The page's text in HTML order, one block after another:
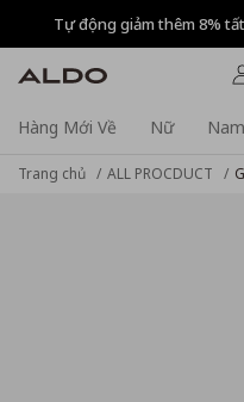
Tự động giảm thêm 8%
Hàng Mới Về Nữ Nam
Trang chủ ALL PROCDUCT